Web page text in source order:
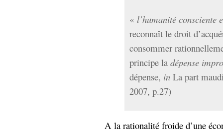
« l’humanité consciente
reconnaît le droit
consommer
principe la dépense
dépense, in La part
2007, p.27)
A la rationalité froide d’une